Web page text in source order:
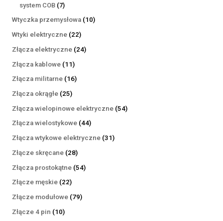
system COB 77
produktów
Wtyczka przemysłowa 1010
Wtyki elektryczne 2222
produkty
Złącza elektryczne 2424
Złącza kablowe 1111
produktów
Złącza militarne 1616
Złącza okrągłe 2525
produktów
Złącza wielopinowe elektryczne 5454
Złącza wielostykowe 4444
produkty
Złącza wtykowe elektryczne 3131
Złącze skręcane 2828
produktów
Złącza prostokątne 5454
Złącze męskie 2222
produkty
Złącze modułowe 7979
Złącze 4 pin 1010